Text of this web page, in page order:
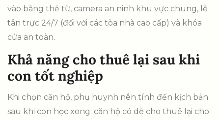
vào bằng thẻ từ, camera an ninh khu vực chung, lễ
tân trực 24/7 (đối với các tòa nhà cao cấp) và khóa
cửa an toàn.
Khả năng cho thuê lại sau khi
con tốt nghiệp
Khi chọn căn hộ, phụ huynh nên tính đến kịch bản
sau khi con học xong: căn hộ có dễ cho thuê lại cho